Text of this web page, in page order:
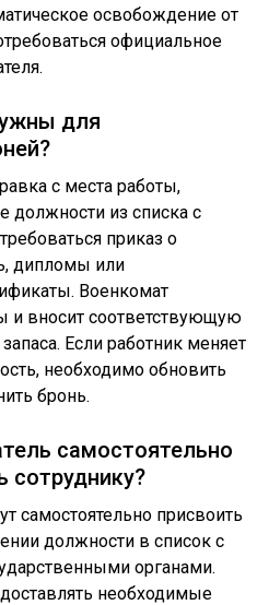
освобождение от
официальное
для
с места работы,
должности из списка с
приказ о
дипломы или
Военкомат
и вносит соответствующую
Если работник меняет
необходимо обновить
бронь.
самостоятельно
сотруднику?
самостоятельно присвоить
должности в список с
органами.
необходимые